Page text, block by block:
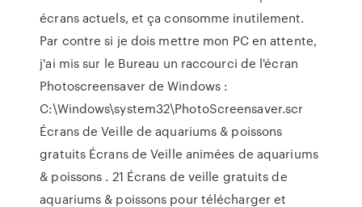
écrans actuels, et ça consomme inutilement.
Par contre si je dois mettre mon PC en attente,
j'ai mis sur le Bureau un raccourci de l'écran
Photoscreensaver de Windows :
C:\Windows\system32\PhotoScreensaver.scr
Écrans de Veille de aquariums & poissons
gratuits Écrans de Veille animées de aquariums
& poissons . 21 Écrans de veille gratuits de
aquariums & poissons pour télécharger et